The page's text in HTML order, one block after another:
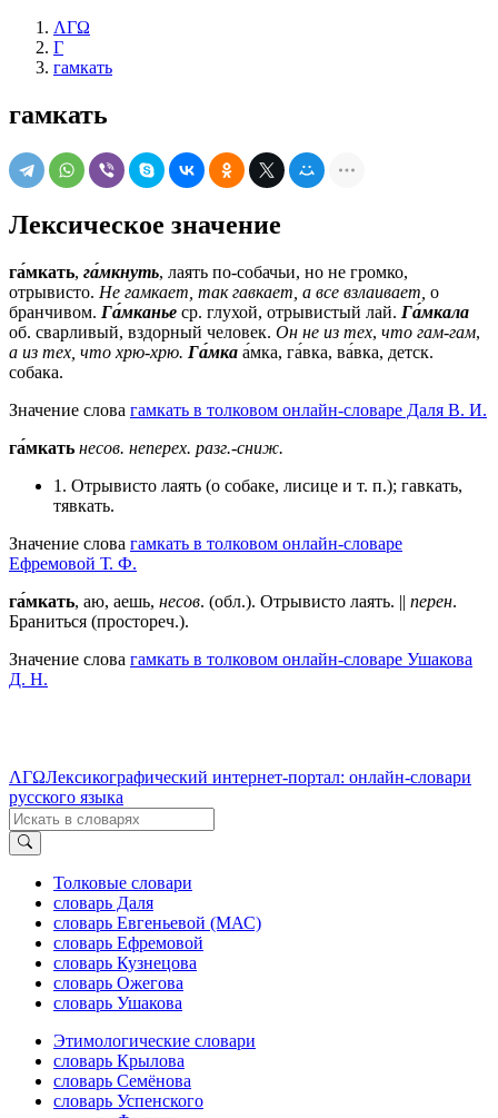
ΛΓΩ
Г
гамкать
гамкать
Лексическое значение
га́мкать, га́мкнуть, лаять по-собачьи, но не громко,
отрывисто. Не гамкает, так гавкает, а все взлаивает, о
бранчивом. Га́мканье ср. глухой, отрывистый лай. Га́мкала
об. сварливый, вздорный человек. Он не из тех, что гам-гам,
а из тех, что хрю-хрю. Га́мка а́мка, га́вка, ва́вка, детск.
собака.
Значение слова гамкать в толковом онлайн-словаре Даля В. И.
га́мкать несов. неперех. разг.-сниж.
1. Отрывисто лаять (о собаке, лисице и т. п.); гавкать,
тявкать.
Значение слова гамкать в толковом онлайн-словаре
Ефремовой Т. Ф.
га́мкать, аю, аешь, несов. (обл.). Отрывисто лаять. || перен.
Браниться (простореч.).
Значение слова гамкать в толковом онлайн-словаре Ушакова
Д. Н.
ΛΓΩЛексикографический интернет-портал: онлайн-словари
русского языка
Толковые словари
словарь Даля
словарь Евгеньевой (МАС)
словарь Ефремовой
словарь Кузнецова
словарь Ожегова
словарь Ушакова
Этимологические словари
словарь Крылова
словарь Семёнова
словарь Успенского